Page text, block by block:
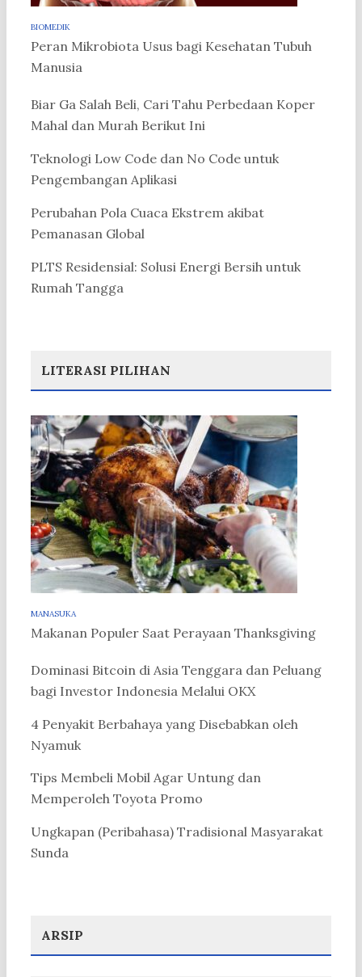
BIOMEDIK
Peran Mikrobiota Usus bagi Kesehatan Tubuh
Manusia
Biar Ga Salah Beli, Cari Tahu Perbedaan Koper
Mahal dan Murah Berikut Ini
Teknologi Low Code dan No Code untuk
Pengembangan Aplikasi
Perubahan Pola Cuaca Ekstrem akibat
Pemanasan Global
PLTS Residensial: Solusi Energi Bersih untuk
Rumah Tangga
LITERASI PILIHAN
MANASUKA
Makanan Populer Saat Perayaan Thanksgiving
Dominasi Bitcoin di Asia Tenggara dan Peluang
bagi Investor Indonesia Melalui OKX
4 Penyakit Berbahaya yang Disebabkan oleh
Nyamuk
Tips Membeli Mobil Agar Untung dan
Memperoleh Toyota Promo
Ungkapan (Peribahasa) Tradisional Masyarakat
Sunda
ARSIP